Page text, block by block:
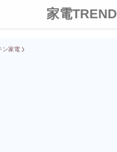
家電TREND
ン家電